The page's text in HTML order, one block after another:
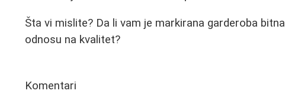
Šta vi mislite? Da li vam je markirana garderoba
odnosu na kvalitet?
Komentari